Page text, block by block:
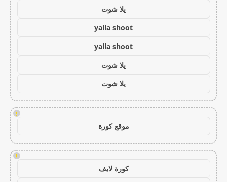
يلا شوت
yalla shoot
yalla shoot
يلا شوت
يلا شوت
!
موقع كورة
!
كورة لايف